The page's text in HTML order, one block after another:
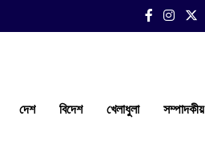
দেশ বিদেশ খেলাধুলা সম্পাদকীয়